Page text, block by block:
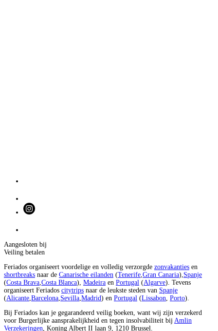
Aangesloten bij
Veiling betalen
Feriados organiseert voordelige en volledig verzorgde zonvakanties en
shortbreaks naar de Canarische eilanden (Tenerife,Gran Canaria),Spanje
(Costa Brava,Costa Blanca), Madeira en Portugal (Algarve). Tevens
organiseert Feriados citytrips naar de leukste steden van Spanje
(Alicante,Barcelona,Sevilla,Madrid) en Portugal (Lissabon, Porto).
Bij Feriados kan je gegarandeerd veilig boeken, want wij zijn verzekerd
voor Burgerlijke aansprakelijkheid en tegen insolvabiliteit bij Amlin
Verzekeringen, Koning Albert II laan 9, 1210 Brussel.